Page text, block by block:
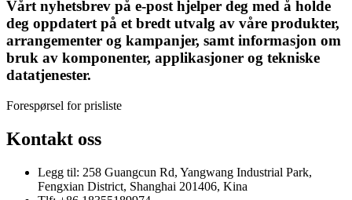
Vårt nyhetsbrev på e-post hjelper deg med å holde
deg oppdatert på et bredt utvalg av våre produkter,
arrangementer og kampanjer, samt informasjon om
bruk av komponenter, applikasjoner og tekniske
datatjenester.
Forespørsel for prisliste
Kontakt oss
Legg til: 258 Guangcun Rd, Yangwang Industrial Park,
Fengxian District, Shanghai 201406, Kina